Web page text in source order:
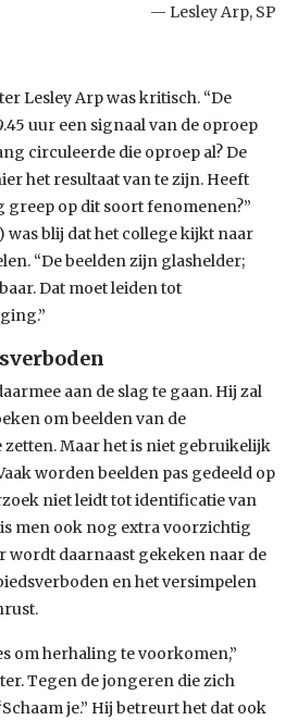
Lesley Arp, SP
Lesley Arp was kritisch. “De
uur een signaal van de oproep
circuleerde die oproep al? De
het resultaat van te zijn. Heeft
greep op dit soort fenomenen?”
was blij dat het college kijkt naar
“De beelden zijn glashelder;
Dat moet leiden tot
aan de slag te gaan. Hij zal
om beelden van de
Maar het is niet gebruikelijk
worden beelden pas gedeeld op
niet leidt tot identificatie van
men ook nog extra voorzichtig
wordt daarnaast gekeken naar de
en het versimpelen
om herhaling te voorkomen,”
Tegen de jongeren die zich
je.” Hij betreurt het dat ook